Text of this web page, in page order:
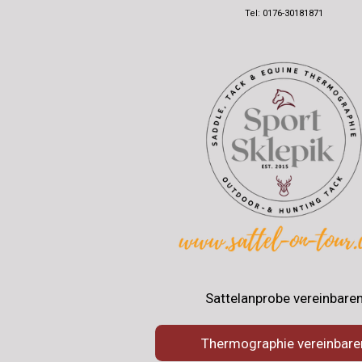
Tel: 0176-30181871
Sattelanprobe
Thermographie